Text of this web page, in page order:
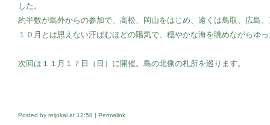
した。
約半数が島外からの参加で、高松、岡山をはじめ、遠くは鳥取、広島
１０月とは思えない汗ばむほどの陽気で、穏やかな海を眺めながらゆ
次回は１１月１７日（日）に開催。島の北側の札所を巡ります。
Posted by reijokai at 12:58 | Permalink